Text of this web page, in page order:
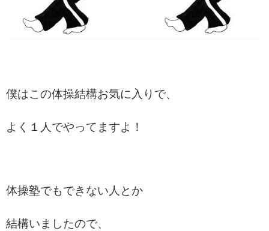
僕はこの体操結構お気に入りで、
よく１人でやってますよ！
体操塾でもできない人とか
結構いましたので、